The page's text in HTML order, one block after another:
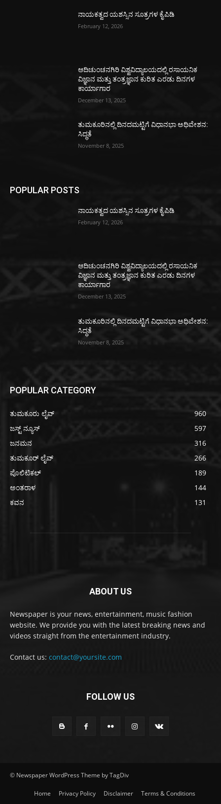
ನಾಯಕತ್ವದ ಯಶಸ್ಸಿನ ಸೂತ್ರಗಳ ಕೈಪಿಡಿ
February 12, 2026
ಆದಿಚುಂಚನಗಿರಿ ವಿಶ್ವವಿದ್ಯಾಲಯದಲ್ಲಿ ರಸಾಯನಿಕ
ವಿಜ್ಞಾನ ಮತ್ತು ತಂತ್ರಜ್ಞಾನ ಕುರಿತ ಎರಡು ದಿನಗಳ
ಕಾರ್ಯಾಗಾರ
December 13, 2025
ತುಮಕೂರಿನಲ್ಲಿ ದಿನದಮಟ್ಟಿಗೆ ವಿಧಾನಭಾ ಅಧಿವೇಶನ:
ಸಿದ್ಧತೆ
November 8, 2025
POPULAR POSTS
ನಾಯಕತ್ವದ ಯಶಸ್ಸಿನ ಸೂತ್ರಗಳ ಕೈಪಿಡಿ
February 12, 2026
ಆದಿಚುಂಚನಗಿರಿ ವಿಶ್ವವಿದ್ಯಾಲಯದಲ್ಲಿ ರಸಾಯನಿಕ
ವಿಜ್ಞಾನ ಮತ್ತು ತಂತ್ರಜ್ಞಾನ ಕುರಿತ ಎರಡು ದಿನಗಳ
ಕಾರ್ಯಾಗಾರ
December 13, 2025
ತುಮಕೂರಿನಲ್ಲಿ ದಿನದಮಟ್ಟಿಗೆ ವಿಧಾನಭಾ ಅಧಿವೇಶನ:
ಸಿದ್ಧತೆ
November 8, 2025
POPULAR CATEGORY
ತುಮಕೂರು ಲೈವ್
960
ಜಸ್ಟ್ ನ್ಯೂಸ್
597
ಜನಮನ
316
ತುಮಕೂರ್ ಲೈವ್
266
ಪೊಲಿಟಿಕಲ್
189
ಅಂತರಾಳ
144
ಕವನ
131
ABOUT US
Newspaper is your news, entertainment, music fashion
website. We provide you with the latest breaking news and
videos straight from the entertainment industry.
Contact us: contact@yoursite.com
FOLLOW US
© Newspaper WordPress Theme by TagDiv
Home Privacy Policy Disclaimer Terms & Conditions